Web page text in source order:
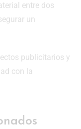
entre dos
un
publicitarios y
con la